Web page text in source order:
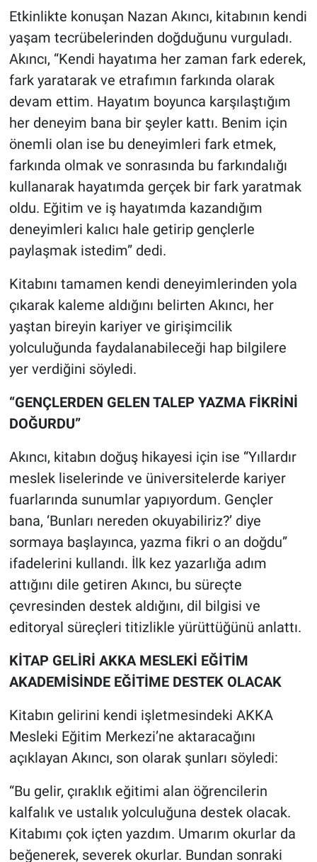
Etkinlikte konuşan Nazan Akıncı, kitabının kendi
yaşam tecrübelerinden doğduğunu vurguladı.
Akıncı, “Kendi hayatıma her zaman fark ederek,
fark yaratarak ve etrafımın farkında olarak
devam ettim. Hayatım boyunca karşılaştığım
her deneyim bana bir şeyler kattı. Benim için
önemli olan ise bu deneyimleri fark etmek,
farkında olmak ve sonrasında bu farkındalığı
kullanarak hayatımda gerçek bir fark yaratmak
oldu. Eğitim ve iş hayatımda kazandığım
deneyimleri kalıcı hale getirip gençlerle
paylaşmak istedim” dedi.
Kitabını tamamen kendi deneyimlerinden yola
çıkarak kaleme aldığını belirten Akıncı, her
yaştan bireyin kariyer ve girişimcilik
yolculuğunda faydalanabileceği hap bilgilere
yer verdiğini söyledi.
“GENÇLERDEN GELEN TALEP YAZMA FİKRİNİ
DOĞURDU”
Akıncı, kitabın doğuş hikayesi için ise “Yıllardır
meslek liselerinde ve üniversitelerde kariyer
fuarlarında sunumlar yapıyordum. Gençler
bana, ‘Bunları nereden okuyabiliriz?’ diye
sormaya başlayınca, yazma fikri o an doğdu”
ifadelerini kullandı. İlk kez yazarlığa adım
attığını dile getiren Akıncı, bu süreçte
çevresinden destek aldığını, dil bilgisi ve
editoryal süreçleri titizlikle yürüttüğünü anlattı.
KİTAP GELİRİ AKKA MESLEKİ EĞİTİM
AKADEMİSİNDE EĞİTİME DESTEK OLACAK
Kitabın gelirini kendi işletmesindeki AKKA
Mesleki Eğitim Merkezi’ne aktaracağını
açıklayan Akıncı, son olarak şunları söyledi:
“Bu gelir, çıraklık eğitimi alan öğrencilerin
kalfalık ve ustalık yolculuğuna destek olacak.
Kitabımı çok içten yazdım. Umarım okurlar da
beğenerek, severek okurlar. Bundan sonraki